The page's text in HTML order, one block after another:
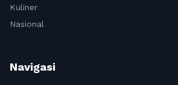
Kuliner
Nasional
Navigasi